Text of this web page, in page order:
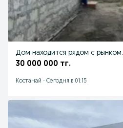
Дом находится рядом с рынком.
30 000 000 тг.
Костанай - Сегодня в 01:15